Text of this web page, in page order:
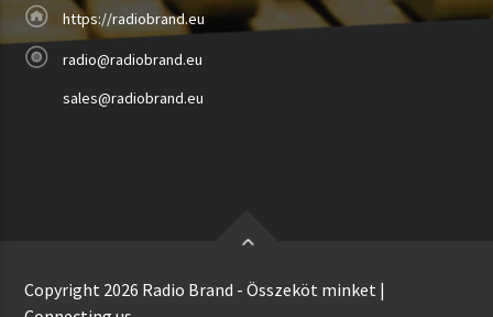
https://radiobrand.eu
radio@radiobrand.eu
sales@radiobrand.eu
Copyright 2026 Radio Brand - Összeköt minket |